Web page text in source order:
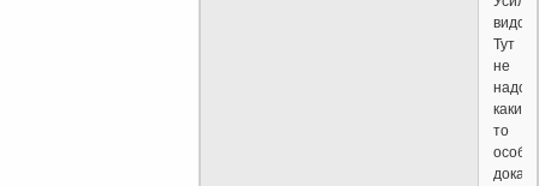
видов.
Тут
не
надо
каких-
то